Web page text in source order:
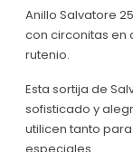
Anillo Salvatore
con circonitas en
rutenio.
Esta sortija de
sofisticado y
utilicen tanto
especiales.